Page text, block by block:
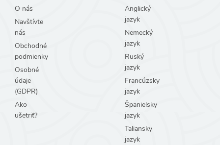
O nás
Navštívte
nás
Obchodné
podmienky
Osobné
údaje
(GDPR)
Ako
ušetriť?
Anglický
jazyk
Nemecký
jazyk
Ruský
jazyk
Francúzsky
jazyk
Španielsky
jazyk
Taliansky
jazyk